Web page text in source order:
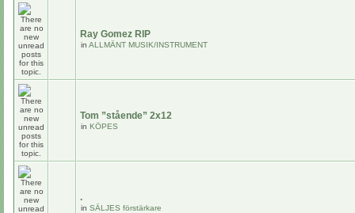
Ray Gomez RIP
in ALLMÄNT MUSIK/INSTRUMENT
Tom ”stående” 2x12
in KÖPES
.
in SÄLJES förstärkare